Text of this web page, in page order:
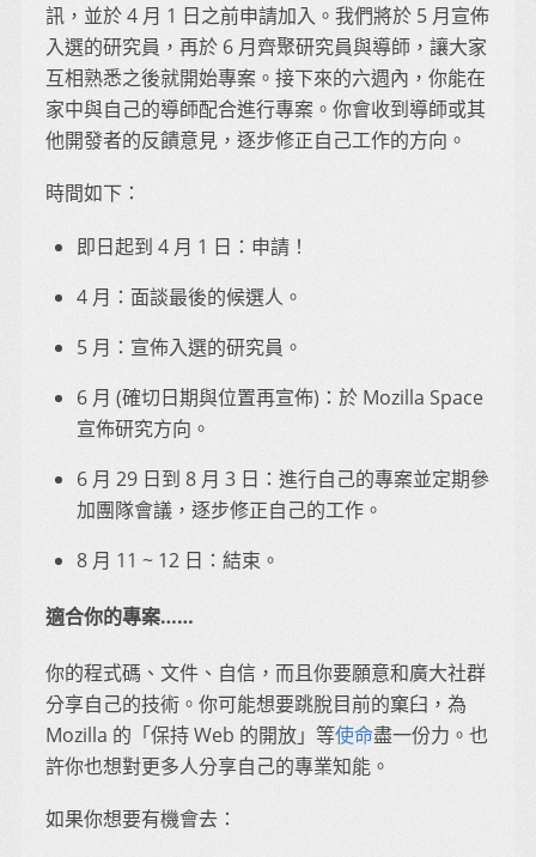
訊，並於 4 月 1 日之前申請加入。我們將於 5 月宣佈
入選的研究員，再於 6 月齊聚研究員與導師，讓大家
互相熟悉之後就開始專案。接下來的六週內，你能在
家中與自己的導師配合進行專案。你會收到導師或其
他開發者的反饋意見，逐步修正自己工作的方向。
時間如下：
即日起到 4 月 1 日：申請！
4 月：面談最後的候選人。
5 月：宣佈入選的研究員。
6 月 (確切日期與位置再宣佈)：於 Mozilla Space
宣佈研究方向。
6 月 29 日到 8 月 3 日：進行自己的專案並定期參
加團隊會議，逐步修正自己的工作。
8 月 11 ~ 12 日：結束。
適合你的專案……
你的程式碼、文件、自信，而且你要願意和廣大社群
分享自己的技術。你可能想要跳脫目前的窠臼，為
Mozilla 的「保持 Web 的開放」等使命盡一份力。也
許你也想對更多人分享自己的專業知能。
如果你想要有機會去：